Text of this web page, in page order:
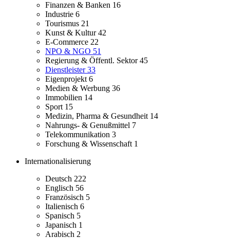
Finanzen & Banken 16
Industrie 6
Tourismus 21
Kunst & Kultur42
E-Commerce 22
NPO & NGO 51
Regierung & Öffentl. Sektor45
Dienstleister33
Eigenprojekt 6
Medien & Werbung 36
Immobilien 14
Sport 15
Medizin, Pharma & Gesundheit 14
Nahrungs- & Genußmittel 7
Telekommunikation 3
Forschung & Wissenschaft 1
Internationalisierung
Deutsch 222
Englisch 56
Französisch 5
Italienisch 6
Spanisch 5
Japanisch 1
Arabisch 2